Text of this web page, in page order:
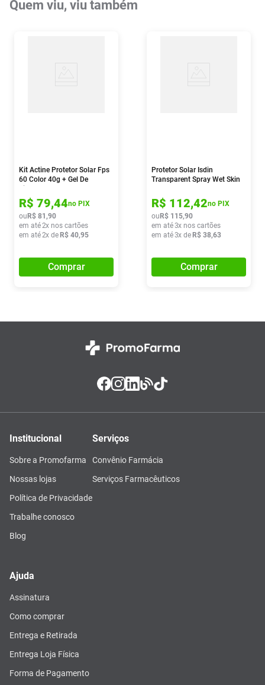
Quem viu, viu também
Kit Actine Protetor Solar Fps
60 Color 40g + Gel De
R$ 79,44no PIX
ou R$ 81 ,90
em até2x nos cartões
em até2x de R$ 40,95
Comprar
Protetor Solar Isdin
Transparent Spray Wet Skin
R$ 112,42no PIX
ou R$ 115,90
em até3x nos cartões
em até3x de R$ 38,63
Comprar
Institucional
Sobre a Promofarma
Nossas lojas
Política de Privacidade
Trabalhe conosco
Blog
Serviços
Convênio Farmácia
Serviços Farmacêuticos
Ajuda
Assinatura
Como comprar
Entrega e Retirada
Entrega Loja Física
Forma de Pagamento